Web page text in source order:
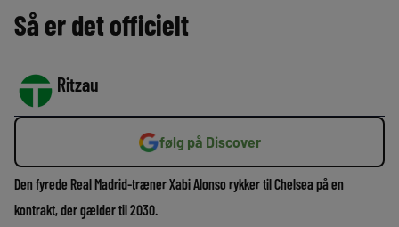
Så er det officielt
Ritzau
følg på Discover
Den fyrede Real Madrid-træner Xabi Alonso rykker til Chelsea på en
kontrakt, der gælder til 2030.